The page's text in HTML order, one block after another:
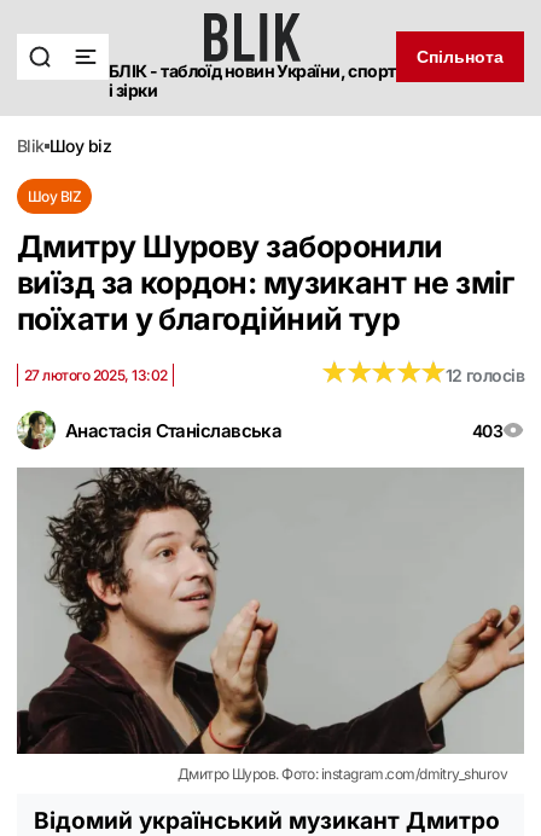
БЛІК - таблоїд новин України, спорт
і зірки
Спільнота
blik шоу biz
Шоу BIZ
Дмитру Шурову заборонили
виїзд за кордон: музикант не зміг
поїхати у благодійний тур
Анастасія Станіславська 403
27 лютого 2025, 13:02 ★★★★★
★★★★★12 голосів
Дмитро Шуров. Фото: instagram.com/dmitry_shurov
Відомий український музикант Дмитро